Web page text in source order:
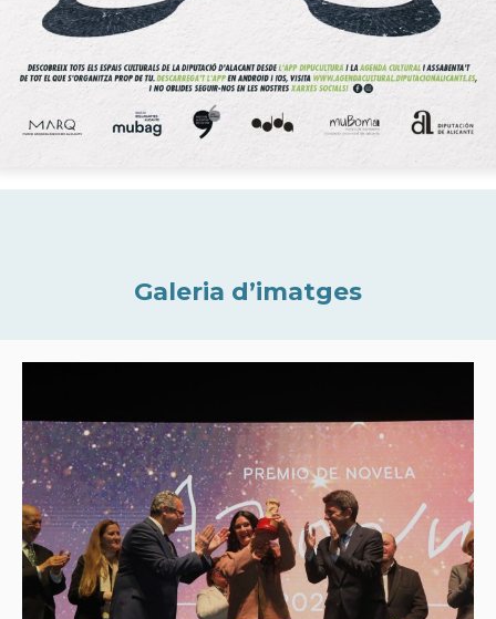
Galeria d’imatges